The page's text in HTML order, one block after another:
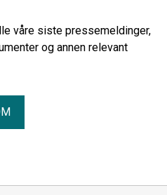
våre siste pressemeldinger,
og annen relevant